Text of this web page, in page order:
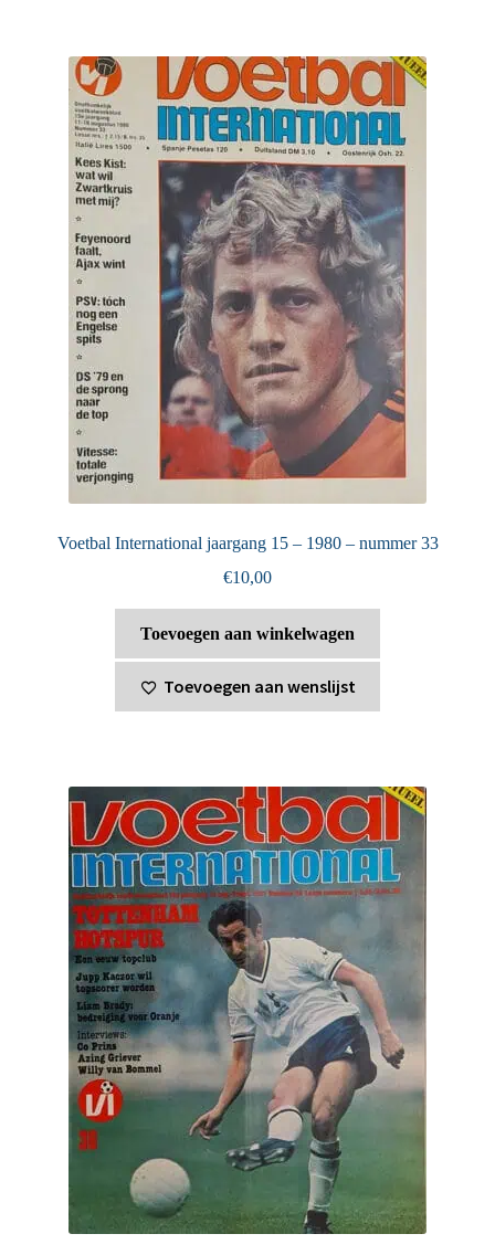
Voetbal International jaargang 15 – 1980 – nummer 33
€10,00
Toevoegen aan winkelwagen
Toevoegen aan wenslijst